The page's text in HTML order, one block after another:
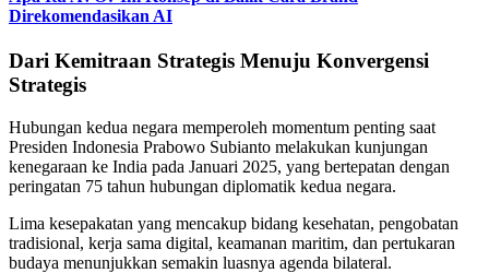
Direkomendasikan AI
Dari Kemitraan Strategis Menuju Konvergensi
Strategis
Hubungan kedua negara memperoleh momentum penting saat
Presiden Indonesia Prabowo Subianto melakukan kunjungan
kenegaraan ke India pada Januari 2025, yang bertepatan dengan
peringatan 75 tahun hubungan diplomatik kedua negara.
Lima kesepakatan yang mencakup bidang kesehatan, pengobatan
tradisional, kerja sama digital, keamanan maritim, dan pertukaran
budaya menunjukkan semakin luasnya agenda bilateral.